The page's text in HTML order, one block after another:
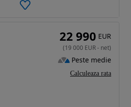
22 990 EUR
(19 000 EUR- net)
Peste medie
Calculeaza rata